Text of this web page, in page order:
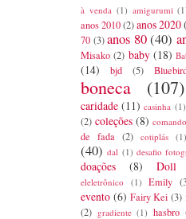
à venda (1) amigurumi
anos 2010(2)anos 2020
70 (3) anos 80 (40)
Misako (2) baby (18)
(14)
bjd (5)
boneca (107)
caridade (11) casinha (1)
(2) coleções (8)
de fada
(2) cotiplás (1)
(40) dal (1) desafio
doações (8) Doll
eleletrônico (1) Emily
evento (6) Fairy Kei (3)
(2) gradiente (1) hasbro